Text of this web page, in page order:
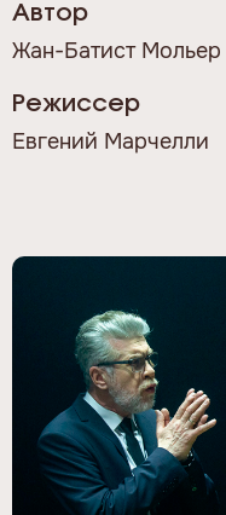
Автор
Жан-Батист Мольер
Режиссер
Евгений Марчелли